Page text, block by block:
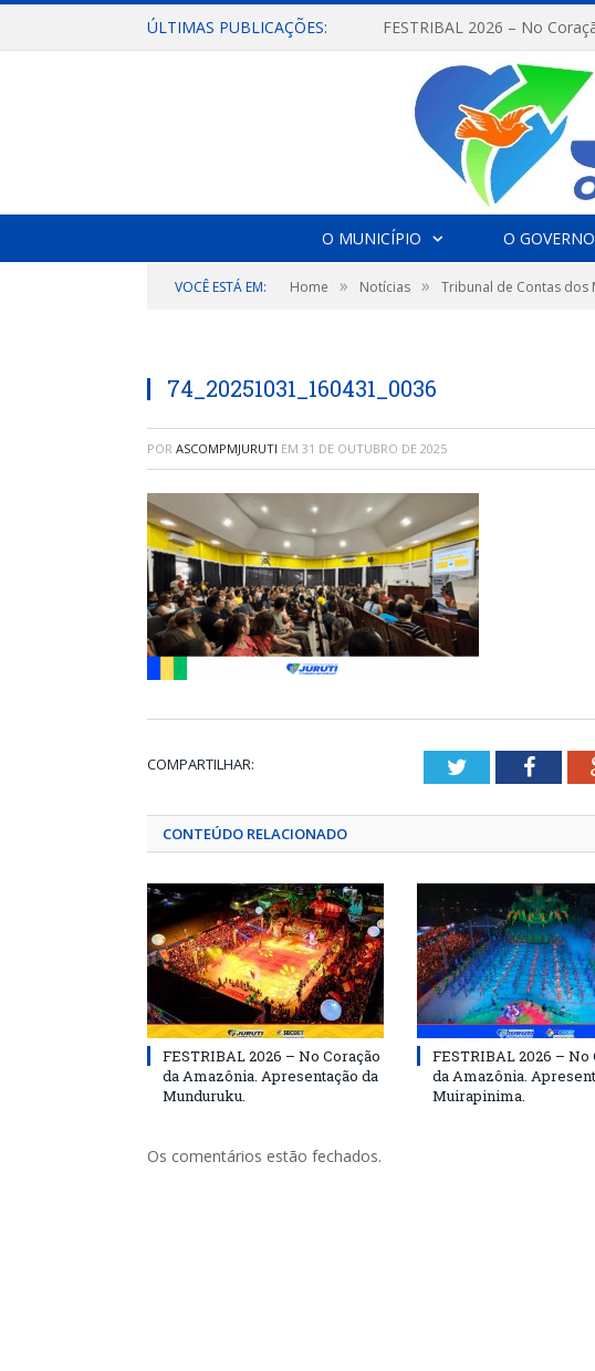
ÚLTIMAS PUBLICAÇÕES:
O MUNICÍPIO O GOVERNO
VOCÊ ESTÁ EM: Home » Notícias » Tribunal de Contas dos
74_20251031_160431_0036
POR ASCOMPMJURUTI EM 31 DE OUTUBRO DE 2025
COMPARTILHAR: Twitter
CONTEÚDO RELACIONADO
FESTRIBAL 2026 – No Coração
da Amazônia. Apresentação da
Munduruku.
FESTRIBAL 2026 – No
da Amazônia.
Muirapinima.
Os comentários estão fechados.